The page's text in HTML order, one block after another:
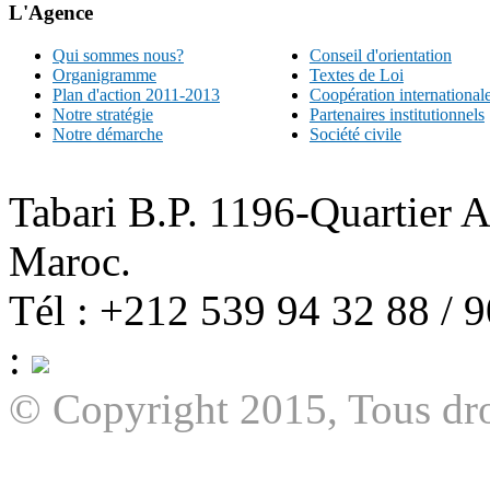
L'Agence
Qui sommes nous?
Organigramme
Plan d'action 2011-2013
Notre stratégie
Notre démarche
Conseil d'orientation
Textes de Loi
Coopération
Partenaires institutionnels
Société civile
Tabari B.P. 1196-Quartier
Maroc.
Tél : +212 539 94 32 88 /
:
© Copyright 2015, Tous